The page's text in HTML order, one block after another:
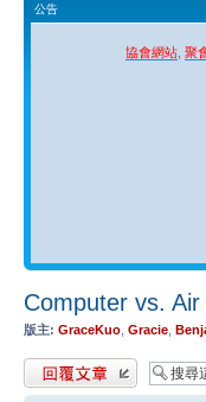
公告
協會網站 聚
Computer vs.
版主: GraceKuo Gracie
發表回覆